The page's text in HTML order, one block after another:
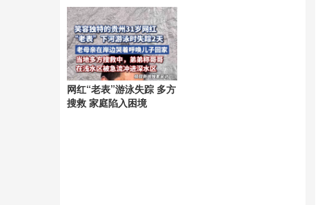
网红“老表”游泳失踪 多方
搜救 家庭陷入困境